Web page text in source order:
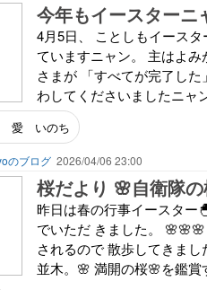
今年もイースターニ
4月5日、 ことしもイース
ていますニャン。 主はよ
さまが 「すべてが完了し
わしてくださいましたニャ
愛 いのち
のブログ 2026/04/06 23:00
桜だより 🌸自衛隊
昨日は春の行事イースター
でいただ きました。
されるので 散歩してきま
並木。🌸 満開の桜🌸を鑑賞